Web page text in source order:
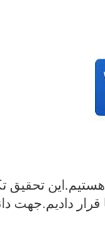
تحقیق
دادیم.جهت